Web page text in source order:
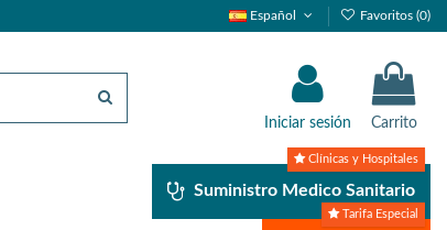
Español Favoritos (0)
Iniciar sesión Carrito
Suministro Medico Sanitario
Clínicas y Hospitales
Tarifa Especial